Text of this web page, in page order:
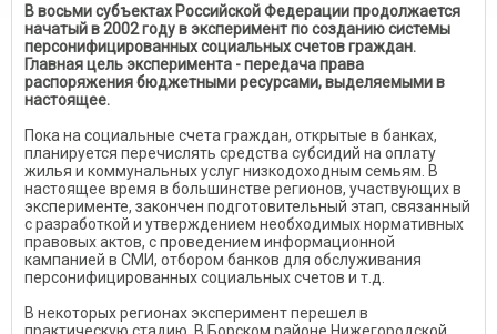
​​В восьми субъектах Российской Федерации продолжается
начатый в 2002 году в эксперимент по созданию системы
персонифицированных социальных счетов граждан.
Главная цель эксперимента - передача права
распоряжения бюджетными ресурсами, выделяемыми в
настоящее.
Пока на социальные счета граждан, открытые в банках,
планируется перечислять средства субсидий на оплату
жилья и коммунальных услуг низкодоходным семьям. В
настоящее время в большинстве регионов, участвующих в
эксперименте, закончен подготовительный этап, связанный
с разработкой и утверждением необходимых нормативных
правовых актов, с проведением информационной
кампанией в СМИ, отбором банков для обслуживания
персонифицированных социальных счетов и т.д.
В некоторых регионах эксперимент перешел в
практическую стадию. В Борском районе Нижегородской